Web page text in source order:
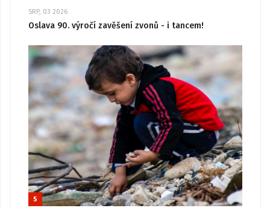
SRP, 03 2026
Oslava 90. výročí zavěšení zvonů - i tancem!
5